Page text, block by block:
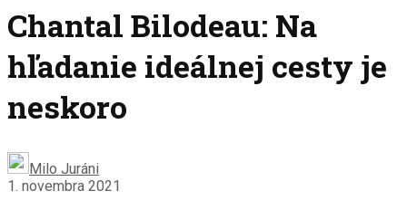
Chantal Bilodeau: Na
hľadanie ideálnej cesty je
neskoro
Milo Juráni
1. novembra 2021